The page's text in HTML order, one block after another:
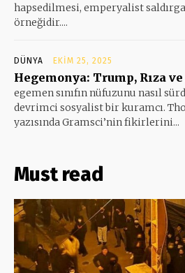
hapsedilmesi, emperyalist
örneğidir....
DÜNYA EKIM 25, 2025
Hegemonya: Trump, Rıza
egemen sınıfın nüfuzunu nasıl
devrimci sosyalist bir kuramcı.
yazısında Gramsci’nin fikirlerini...
Must read